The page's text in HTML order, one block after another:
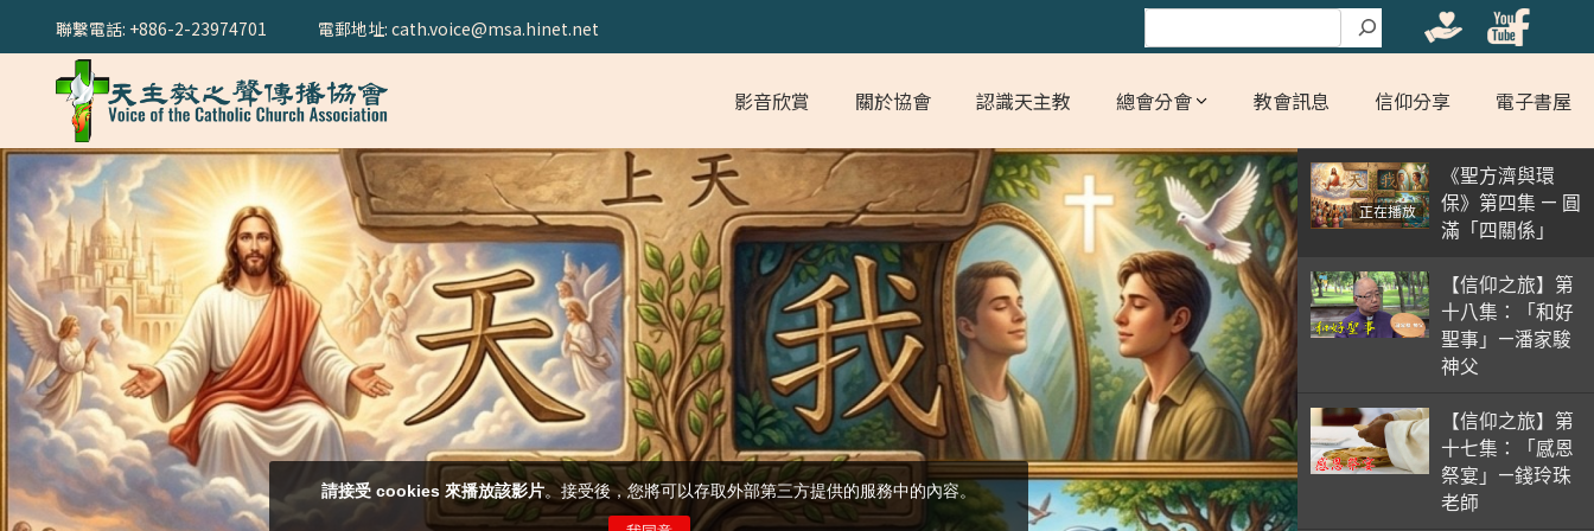
聯繫電話: +886-2-23974701 搜尋
電郵地址: cath.voice@msa.hinet.net
影音欣賞 關於協會 認識天主教 總會分會 教會訊息 信仰分享 電子書屋
正在播放
《聖方濟與環
保》第四集 — 圓
滿「四關係」
【信仰之旅】第
十八集：「和好
聖事」—潘家駿
神父
【信仰之旅】第
十七集：「感恩
祭宴」—錢玲珠
老師